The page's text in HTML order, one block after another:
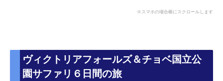
※スマホの場合横にスクロールします
ヴィクトリアフォールズ＆チョベ国立公
園サファリ６日間の旅